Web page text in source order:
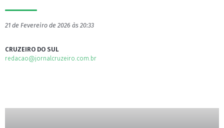
21 de Fevereiro de 2026 às 20:33
CRUZEIRO DO SUL
redacao@jornalcruzeiro.com.br